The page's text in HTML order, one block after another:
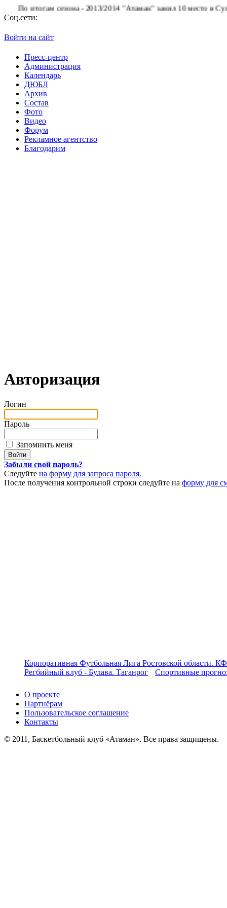
По итогам сезона - 2013/2014 "Атаман" занял 10 место в
Соц.сети:
Войти на сайт
Пресс-центр
Администрация
Календарь
ДЮБЛ
Архив
Состав
Фото
Видео
Форум
Рекламное агентство
Благодарим
Авторизация
Логин
Пароль
Запомнить меня
Забыли свой пароль?
Следуйте на форму для запроса пароля.
После получения контрольной строки следуйте на форму для
Корпоративная Футбольная Лига Ростовской области.
Регбийный клуб - Булава. Таганрог
Спортивные
О проекте
Партнёрам
Пользовательское соглашение
Контакты
© 2011, Баскетбольный клуб «Атаман». Все права защищены.